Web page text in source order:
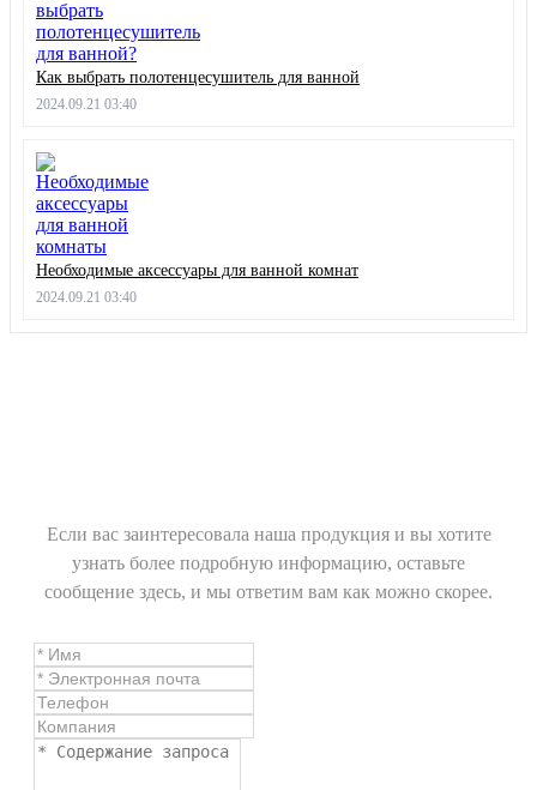
Как выбрать полотенцесушитель для ванной
2024.09.21 03:40
Необходимые аксессуары для ванной комнат
2024.09.21 03:40
Если вас заинтересовала наша продукция и вы хотите
узнать более подробную информацию, оставьте
сообщение здесь, и мы ответим вам как можно скорее.